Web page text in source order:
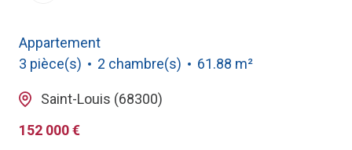
Appartement
3 pièce(s)
2 chambre(s) 61.88 m²
Saint-Louis (68300)
152 000 €